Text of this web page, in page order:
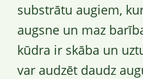
substrātu augiem,
augsne un maz
kūdra ir skāba un
var audzēt daudz